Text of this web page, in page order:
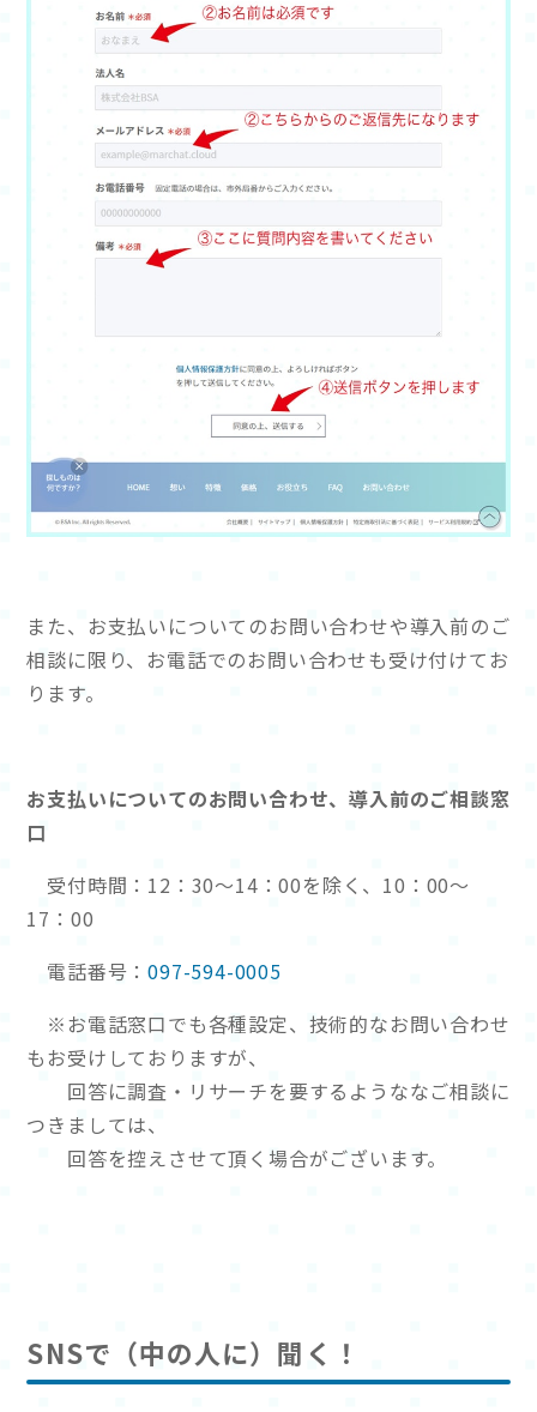
また、お支払いについてのお問い合わせや導入前のご
相談に限り、お電話でのお問い合わせも受け付けてお
ります。
お支払いについてのお問い合わせ、導入前のご相談窓
口
受付時間：12：30～14：00を除く、10：00～
17：00
電話番号：097-594-0005
※お電話窓口でも各種設定、技術的なお問い合わせ
もお受けしておりますが、
回答に調査・リサーチを要するようななご相談に
つきましては、
回答を控えさせて頂く場合がございます。
SNSで（中の人に）聞く！